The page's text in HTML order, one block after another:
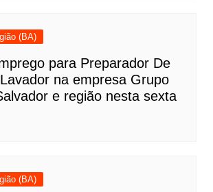
(BA)
para Preparador De
na empresa Grupo
e região nesta sexta
(BA)